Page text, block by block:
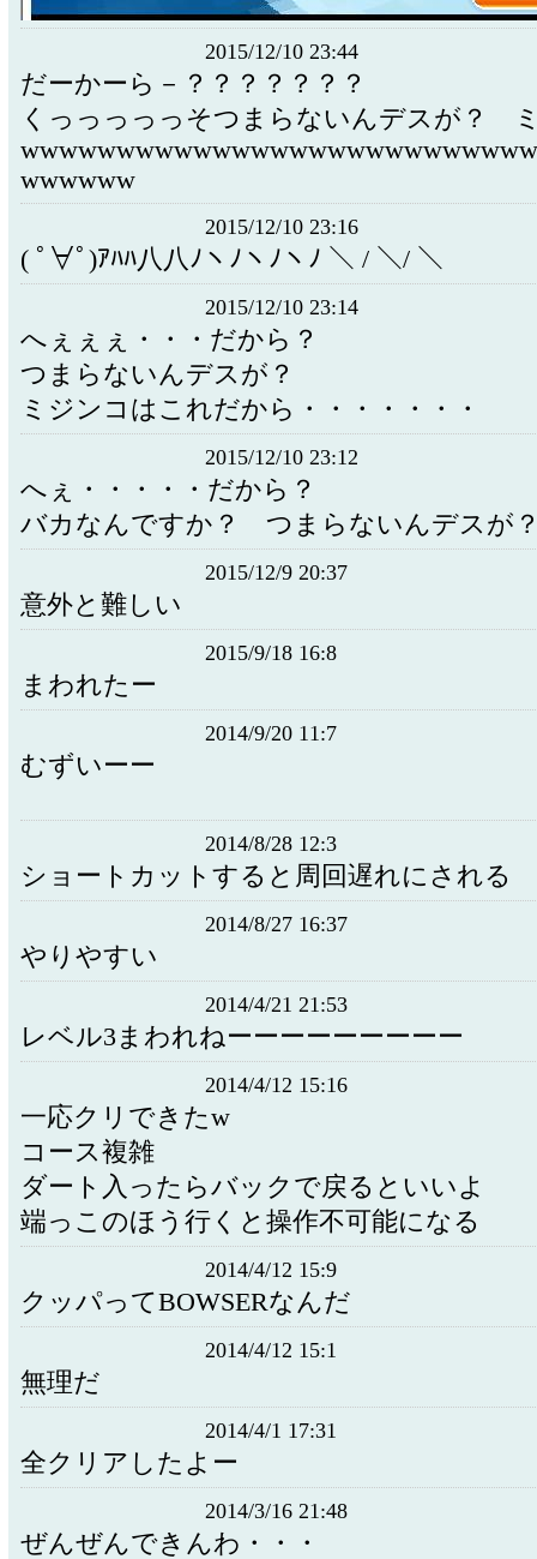
2015/12/10 23:44
だーかーら－？？？？？？？
くっっっっっそつまらないんデスが？
wwwwww
2015/12/10 23:16
( ﾟ∀ﾟ)ｱﾊﾊ八八ﾉヽﾉヽﾉヽﾉ ＼ / ＼/ ＼
2015/12/10 23:14
へぇぇぇ・・・だから？
つまらないんデスが？
ミジンコはこれだから・・・・・・・
2015/12/10 23:12
へぇ・・・・・だから？
バカなんですか？ つまらないんデスが
2015/12/9 20:37
意外と難しい
2015/9/18 16:8
まわれたー
2014/9/20 11:7
むずいーー
2014/8/28 12:3
ショートカットすると周回遅れにされる
2014/8/27 16:37
やりやすい
2014/4/21 21:53
レベル3まわれねーーーーーーーーー
2014/4/12 15:16
一応クリできたw
コース複雑
ダート入ったらバックで戻るといいよ
端っこのほう行くと操作不可能になる
2014/4/12 15:9
クッパってBOWSERなんだ
2014/4/12 15:1
無理だ
2014/4/1 17:31
全クリアしたよー
2014/3/16 21:48
ぜんぜんできんわ・・・